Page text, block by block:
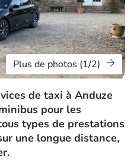
Plus de photos (1/2)
de taxi à Anduze
pour les
types de prestations
une longue distance,